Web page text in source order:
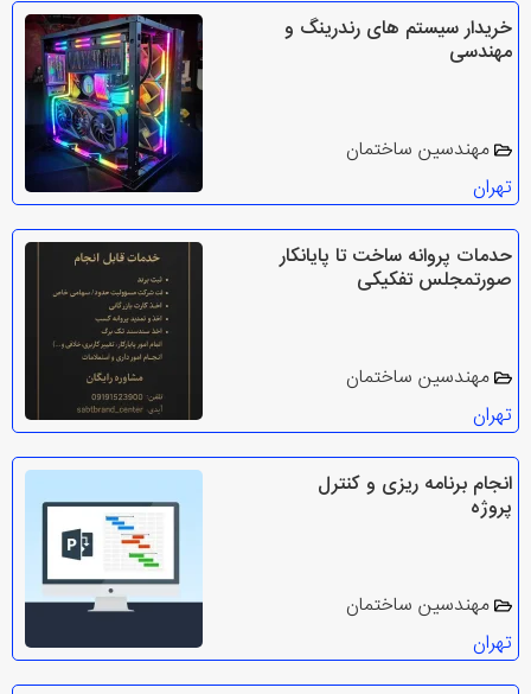
خریدار سیستم های رندرینگ و
مهندسی
مهندسین ساختمان
تهران
حدمات پروانه ساخت تا پایانکار
صورتمجلس تفکیکی
مهندسین ساختمان
تهران
انجام برنامه ریزی و کنترل
پروژه
مهندسین ساختمان
تهران